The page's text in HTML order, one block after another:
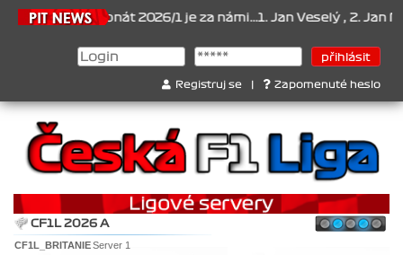
Šampionát 2026/1 je za námi...1. Jan Veselý , 2. Jan
Registruj se Zapomenuté heslo
CF1L 2026 A
CF1L_BRITANIEServer 1